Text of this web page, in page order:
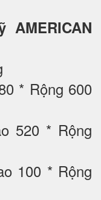
* Rộng 600
520 * Rộng
100 * Rộng